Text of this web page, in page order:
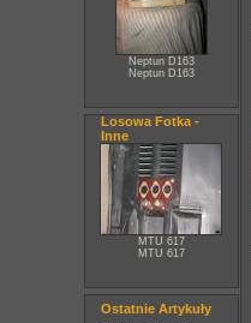
Neptun D163
Neptun D163
Losowa Fotka -
Inne
MTU 617
MTU 617
Ostatnie Artykuły